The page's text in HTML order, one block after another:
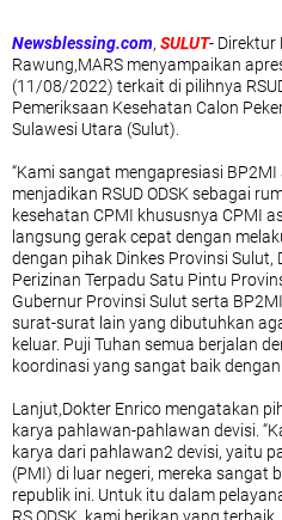
Newsblessing.com, SULUT- Direktur
Rawung,MARS menyampaikan
(11/08/2022) terkait di pilihnya
Pemeriksaan Kesehatan Calon
Sulawesi Utara (Sulut).
“Kami sangat mengapresiasi
menjadikan RSUD ODSK sebagai
kesehatan CPMI khususnya CPMI
langsung gerak cepat dengan
dengan pihak Dinkes Provinsi
Perizinan Terpadu Satu Pintu
Gubernur Provinsi Sulut serta
surat-surat lain yang dibutuhkan
keluar. Puji Tuhan semua berjalan
koordinasi yang sangat baik
Lanjut,Dokter Enrico mengatakan
karya pahlawan-pahlawan devisi.
karya dari pahlawan2 devisi, yaitu
(PMI) di luar negeri, mereka sangat
republik ini. Untuk itu dalam